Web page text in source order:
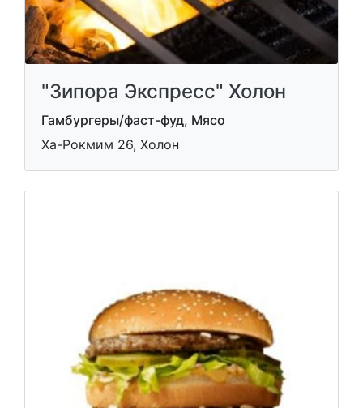
"Зипора Экспресс" Холон
Гамбургеры/фаст-фуд, Мясо
Ха-Рокмим 26, Холон